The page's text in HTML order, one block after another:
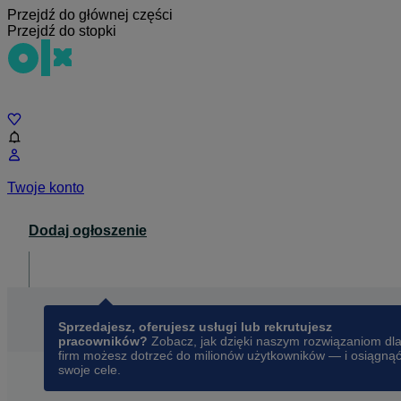
Przejdź do głównej części
Przejdź do stopki
Twoje konto
Dodaj ogłoszenie
Sprzedajesz, oferujesz usługi lub rekrutujesz
pracowników? Zobacz, jak dzięki naszym rozwiązaniom dla
firm możesz dotrzeć do milionów użytkowników — i osiągnąć
swoje cele.